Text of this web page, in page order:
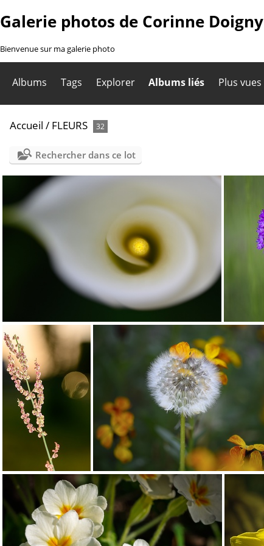
Galerie photos de Corinne Doigny
Bienvenue sur ma galerie photo
Albums Tags Explorer Albums liés Plus vues
Accueil / FLEURS 32
Rechercher dans ce lot
Oseille sauvage Pissenlit